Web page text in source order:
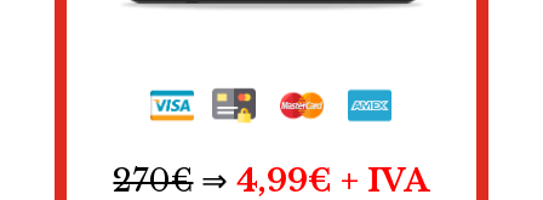
270€⇒4,99€ + IVA